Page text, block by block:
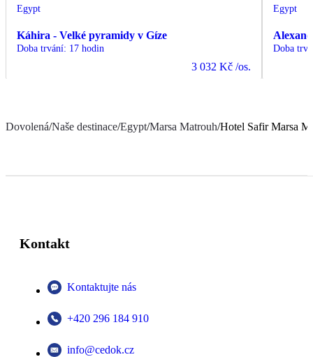
Egypt
Káhira - Velké pyramidy v Gíze
Doba trvání: 17 hodin
3 032 Kč /os.
Egypt
Doba
Dovolená/Naše destinace/Egypt/Marsa Matrouh/Hotel Safir Marsa
Kontakt
Kontaktujte nás
+420 296 184 910
info@cedok.cz